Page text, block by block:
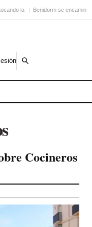
la Benidorm se encamina
Cocineros